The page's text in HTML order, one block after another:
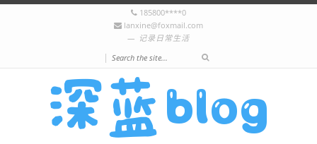
185800****0
lanxine@foxmail.com
记录日常生活
|